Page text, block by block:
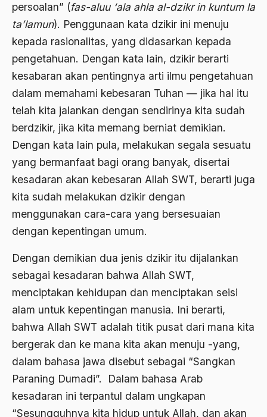
persoalan” (fas-aluu ‘ala ahla al-dzikr in kuntum la
ta’lamun). Penggunaan kata dzikir ini menuju
kepada rasionalitas, yang didasarkan kepada
pengetahuan. Dengan kata lain, dzikir berarti
kesabaran akan pentingnya arti ilmu pengetahuan
dalam memahami kebesaran Tuhan — jika hal itu
telah kita jalankan dengan sendirinya kita sudah
berdzikir, jika kita memang berniat demikian.
Dengan kata lain pula, melakukan segala sesuatu
yang bermanfaat bagi orang banyak, disertai
kesadaran akan kebesaran Allah SWT, berarti juga
kita sudah melakukan dzikir dengan
menggunakan cara-cara yang bersesuaian
dengan kepentingan umum.
Dengan demikian dua jenis dzikir itu dijalankan
sebagai kesadaran bahwa Allah SWT,
menciptakan kehidupan dan menciptakan seisi
alam untuk kepentingan manusia. Ini berarti,
bahwa Allah SWT adalah titik pusat dari mana kita
bergerak dan ke mana kita akan menuju -yang,
dalam bahasa jawa disebut sebagai “Sangkan
Paraning Dumadi”. Dalam bahasa Arab
kesadaran ini terpantul dalam ungkapan
“Sesungguhnya kita hidup untuk Allah, dan akan
1983
1982
1981
1980
1979
1977
1976
1975
1973
1972
1971
Adnan Buyung Nasution
Adu Pinalti
Advisors
Aera-Europa
Afganistan
Afiliasi Kultural
Afrika
Afrika utara
agama
Agama & Negara
Agama Asli
Agama Asli Indonesia
Agama dan Negara
Agama dan negaraa
Agama dan Pemerintah
Agama dan Praktis